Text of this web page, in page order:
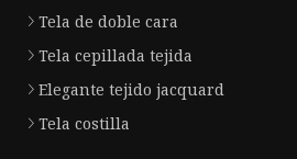
Tela de doble cara
Tela cepillada tejida
Elegante tejido jacquard
Tela costilla